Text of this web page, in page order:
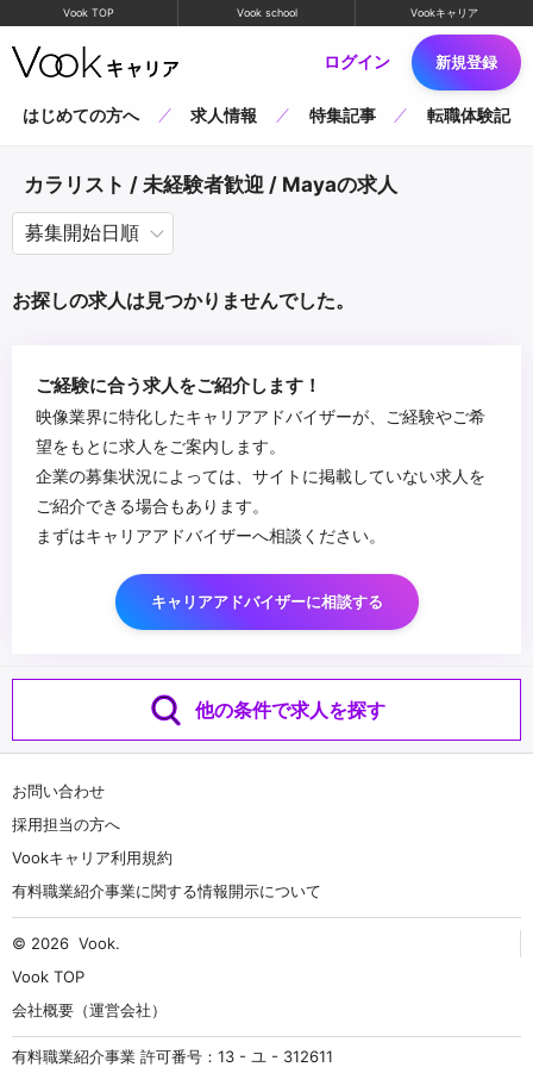
Vook TOP Vook school Vookキャリア
ログイン 新規登録
はじめての方へ 求人情報 特集記事 転職体験記
カラリスト / 未経験者歓迎 / Mayaの求人
お探しの求人は見つかりませんでした。
ご経験に合う求人をご紹介します！
映像業界に特化したキャリアアドバイザーが、ご経験やご希
望をもとに求人をご案内します。
企業の募集状況によっては、サイトに掲載していない求人を
ご紹介できる場合もあります。
まずはキャリアアドバイザーへ相談ください。
キャリアアドバイザーに相談する
他の条件で求人を探す
お問い合わせ
採用担当の方へ
Vookキャリア利用規約
有料職業紹介事業に関する情報開示について
© 2026 Vook.
Vook TOP
会社概要（運営会社）
有料職業紹介事業 許可番号：13 - ユ - 312611